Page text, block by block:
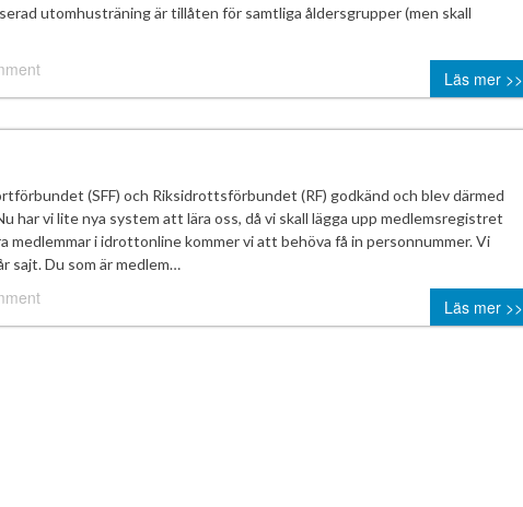
utomhusträning är tillåten för samtliga åldersgrupper (men skall
Läs mer >>
(SFF) och Riksidrottsförbundet (RF) godkänd och blev därmed
har vi lite nya system att lära oss, då vi skall lägga upp medlemsregistret
i idrottonline kommer vi att behöva få in personnummer. Vi
sajt. Du som är medlem…
Läs mer >>